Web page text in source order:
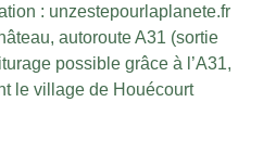
: unzestepourlaplanete.fr
autoroute A31 (sortie
possible grâce à l’A31,
le village de Houécourt